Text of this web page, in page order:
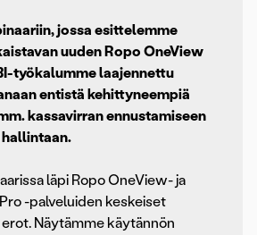
jossa esittelemme
uuden Ropo OneView
työkalumme laajennettu
entistä kehittyneempiä
kassavirran ennustamiseen
läpi Ropo OneView- ja
-palveluiden keskeiset
Näytämme käytännön